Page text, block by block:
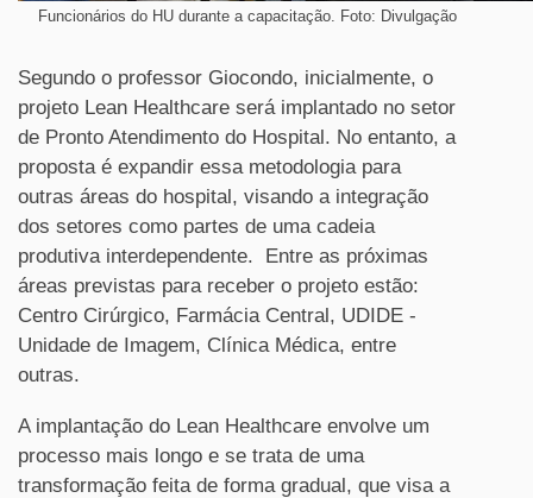
Funcionários do HU durante a capacitação. Foto: Divulgação
Segundo o professor Giocondo, inicialmente, o
projeto Lean Healthcare será implantado no setor
de Pronto Atendimento do Hospital. No entanto, a
proposta é expandir essa metodologia para
outras áreas do hospital, visando a integração
dos setores como partes de uma cadeia
produtiva interdependente. Entre as próximas
áreas previstas para receber o projeto estão:
Centro Cirúrgico, Farmácia Central, UDIDE -
Unidade de Imagem, Clínica Médica, entre
outras.
A implantação do Lean Healthcare envolve um
processo mais longo e se trata de uma
transformação feita de forma gradual, que visa a